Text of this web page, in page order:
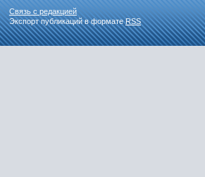
Связь с редакцией
Экспорт публикаций в форматеRSS